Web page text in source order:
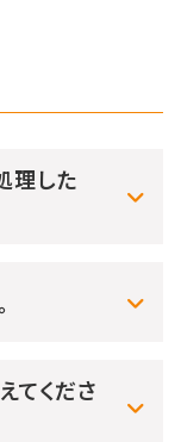
理した
てくださ